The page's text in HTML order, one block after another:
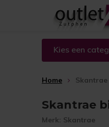
Kies een
Home Skantrae
Skantrae
Merk: Skantrae